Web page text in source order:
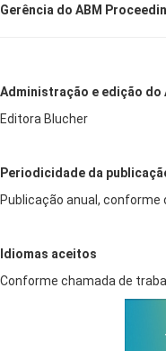
Gerência do ABM
Administração e edição do
Editora Blucher
Periodicidade da
Publicação anual, conforme
Idiomas aceitos
Conforme chamada de